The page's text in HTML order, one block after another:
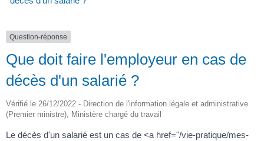
Question-réponse
Que doit faire l'employeur en cas de
décès d'un salarié ?
Vérifié le 26/12/2022 - Direction de l'information légale et administrative
(Premier ministre), Ministère chargé du travail
Le décès d'un salarié est un cas de <a href="/vie-pratique/mes-